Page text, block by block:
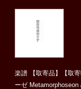
楽譜 【取寄品】【取
ーゼ